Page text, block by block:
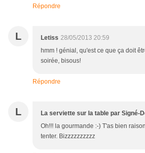
Répondre
L Letiss 28/05/2013 20:59
hmm ! génial, qu'est ce que ça doit
soirée, bisous!
Répondre
L La serviette sur la table par Signé-
Oh!!! la gourmande :-) T'as bien
tenter. Bizzzzzzzzzz